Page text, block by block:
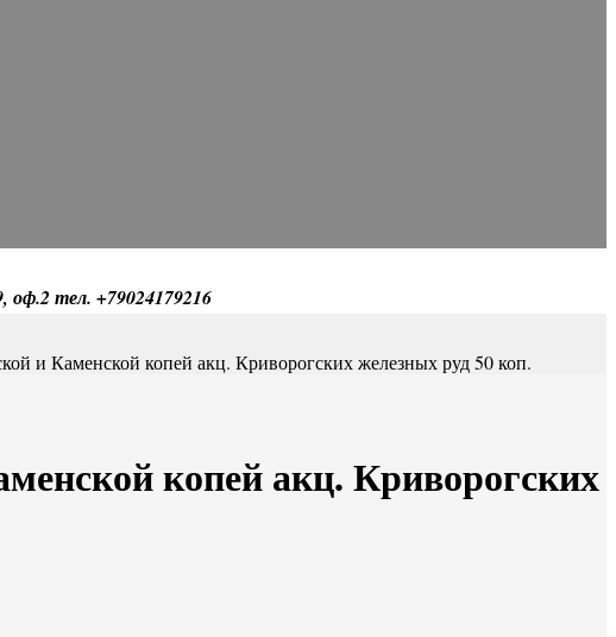
оф.2 тел. +79024179216
и Каменской копей акц. Криворогских железных руд 50 коп.
копей акц. Криворогских